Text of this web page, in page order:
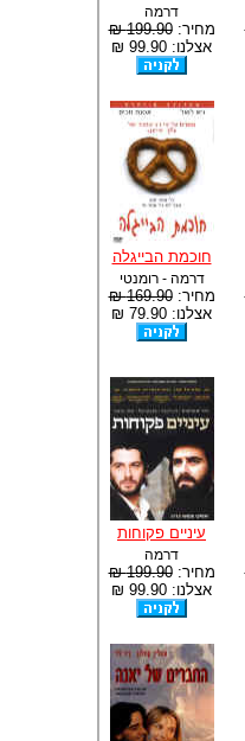
דרמה
מחיר:199.90 ₪
אצלנו: 99.90 ₪
חוכמת הבייגלה
דרמה - רומנטי
מחיר:169.90 ₪
אצלנו: 79.90 ₪
עיניים פקוחות
דרמה
מחיר:199.90 ₪
אצלנו: 99.90 ₪